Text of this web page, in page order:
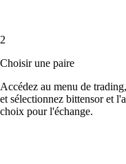
2
Choisir une paire
Accédez au menu de
et sélectionnez bittensor et
choix pour l'échange.